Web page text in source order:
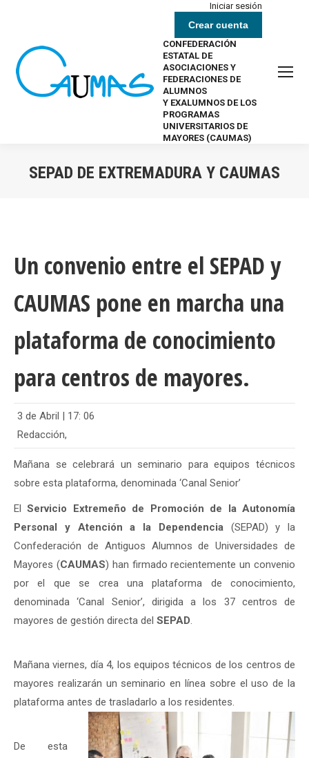
Iniciar sesión
Crear cuenta
CONFEDERACIÓN
ESTATAL DE
ASOCIACIONES Y
FEDERACIONES DE
ALUMNOS
Y EXALUMNOS DE LOS
PROGRAMAS
UNIVERSITARIOS DE
MAYORES (CAUMAS)
SEPAD DE EXTREMADURA Y CAUMAS
Un convenio entre el SEPAD y
CAUMAS pone en marcha una
plataforma de conocimiento
para centros de mayores.
3 de Abril | 17: 06
Redacción,
Mañana se celebrará un seminario para equipos técnicos
sobre esta plataforma, denominada ‘Canal Senior’
ElServicio Extremeño de Promoción de la Autonomía
Personal y Atención a la Dependencia(SEPAD) y la
Confederación de Antiguos Alumnos de Universidades de
Mayores (CAUMAS) han firmado recientemente un convenio
por el que se crea una plataforma de conocimiento,
denominada ‘Canal Senior’, dirigida a los 37 centros de
mayores de gestión directa del SEPAD.
Mañana viernes, día 4, los equipos técnicos de los centros de
mayores realizarán un seminario en línea sobre el uso de la
plataforma antes de trasladarlo a los residentes.
De esta